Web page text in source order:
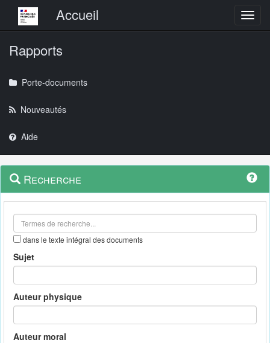
Menu principalAccueil
Rapports
Porte-documents
Nouveautés
Aide
Navigation
outils
Menu
contextuel
Recherche
dans le texte intégral des documents
Sujet
Auteur physique
Auteur moral